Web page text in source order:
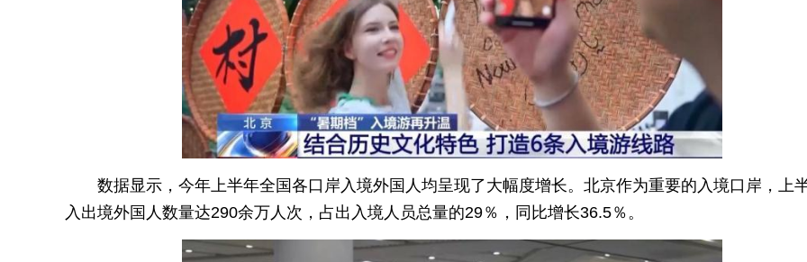
数据显示，今年上半年全国各口岸入境外国人均呈现了大幅度增长。北京作为重要的入境口岸，上
入出境外国人数量达290余万人次，占出入境人员总量的29％，同比增长36.5％。